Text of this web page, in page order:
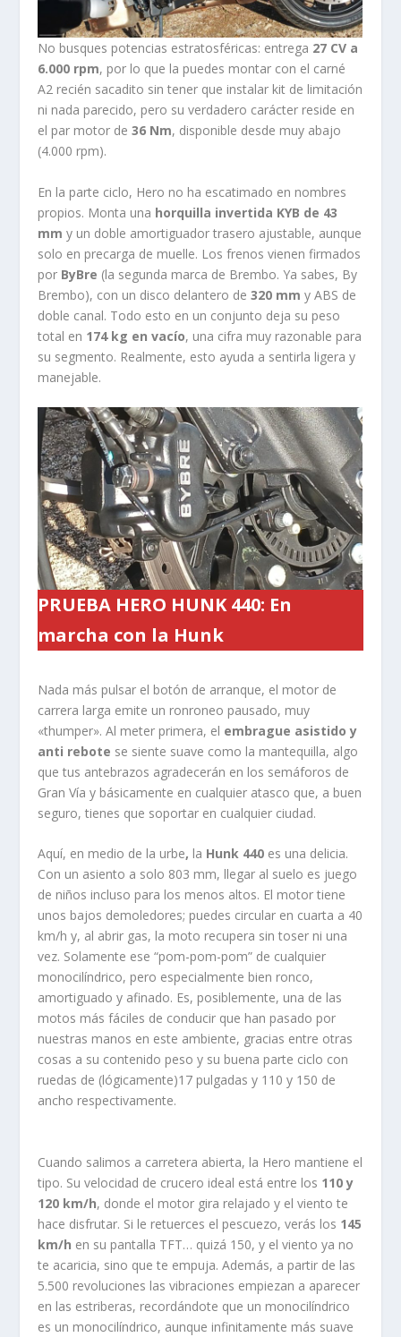
No busques potencias estratosféricas: entrega 27 CV a
6.000 rpm, por lo que la puedes montar con el carné
A2 recién sacadito sin tener que instalar kit de limitación
ni nada parecido, pero su verdadero carácter reside en
el par motor de36 Nm, disponible desde muy abajo
(4.000 rpm).
En la parte ciclo, Hero no ha escatimado en nombres
propios. Monta una horquilla invertida KYB de 43
mm y un doble amortiguador trasero ajustable, aunque
solo en precarga de muelle. Los frenos vienen firmados
por ByBre (la segunda marca de Brembo. Ya sabes, By
Brembo), con un disco delantero de320 mm y ABS de
doble canal. Todo esto en un conjunto deja su peso
total en 174 kg en vacío, una cifra muy razonable para
su segmento. Realmente, esto ayuda a sentirla ligera y
manejable.
PRUEBA HERO HUNK 440: En
marcha con la Hunk
Nada más pulsar el botón de arranque, el motor de
carrera larga emite un ronroneo pausado, muy
«thumper». Al meter primera, el embrague asistido y
anti rebote se siente suave como la mantequilla, algo
que tus antebrazos agradecerán en los semáforos de
Gran Vía y básicamente en cualquier atasco que, a buen
seguro, tienes que soportar en cualquier ciudad.
Aquí, en medio de la urbe, la Hunk 440 es una delicia.
Con un asiento a solo 803 mm, llegar al suelo es juego
de niños incluso para los menos altos. El motor tiene
unos bajos demoledores; puedes circular en cuarta a 40
km/h y, al abrir gas, la moto recupera sin toser ni una
vez. Solamente ese “pom-pom-pom” de cualquier
monocilíndrico, pero especialmente bien ronco,
amortiguado y afinado. Es, posiblemente, una de las
motos más fáciles de conducir que han pasado por
nuestras manos en este ambiente, gracias entre otras
cosas a su contenido peso y su buena parte ciclo con
ruedas de (lógicamente)17 pulgadas y 110 y 150 de
ancho respectivamente.
Cuando salimos a carretera abierta, la Hero mantiene el
tipo. Su velocidad de crucero ideal está entre los 110 y
120 km/h, donde el motor gira relajado y el viento te
hace disfrutar. Si le retuerces el pescuezo, verás los 145
km/h en su pantalla TFT… quizá 150, y el viento ya no
te acaricia, sino que te empuja. Además, a partir de las
5.500 revoluciones las vibraciones empiezan a aparecer
en las estriberas, recordándote que un monocilíndrico
es un monocilíndrico, aunque infinitamente más suave